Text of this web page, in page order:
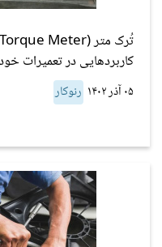
کاربردهایی در تعمیرات
۰۵ آذر ۱۴۰۲ رنوکار